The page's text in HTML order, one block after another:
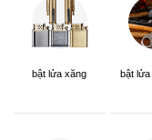
bật lửa xăng bật